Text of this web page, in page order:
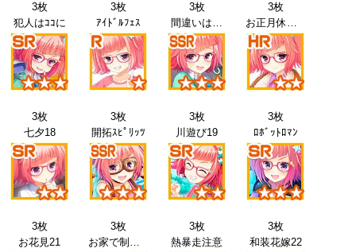
3枚
犯人はｺｺに
3枚
ｱｲﾄﾞﾙﾌｪｽ
3枚
間違いは…
3枚
お正月休み18
3枚
七夕18
3枚
開拓ｽﾋﾟﾘｯﾂ
3枚
川遊び19
3枚
ﾛﾎﾞｯﾄﾛﾏﾝ
3枚
お花見21
3枚
お家で制服21
3枚
熱暴走注意
3枚
和装花嫁22